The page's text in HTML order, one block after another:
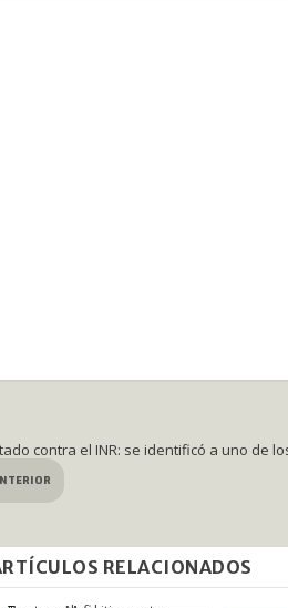
contra el INR: se identificó a uno de
RELACIONADOS